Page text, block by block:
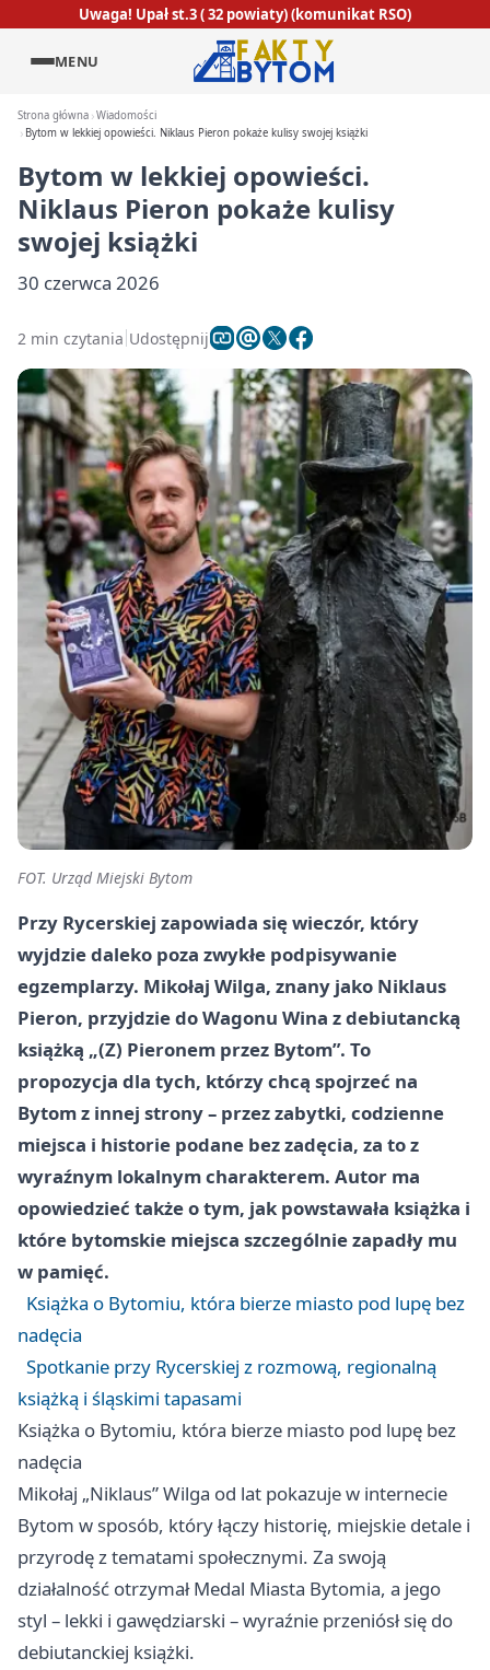
Uwaga! Upał st.3 ( 32 powiaty) (komunikat RSO)
MENU
Strona główna Wiadomości
Bytom w lekkiej opowieści. Niklaus Pieron pokaże kulisy swojej książki
Bytom w lekkiej opowieści.
Niklaus Pieron pokaże kulisy
swojej książki
30 czerwca 2026
2 min czytania Udostępnij
FOT. Urząd Miejski Bytom
Przy Rycerskiej zapowiada się wieczór, który
wyjdzie daleko poza zwykłe podpisywanie
egzemplarzy. Mikołaj Wilga, znany jako Niklaus
Pieron, przyjdzie do Wagonu Wina z debiutancką
książką „(Z) Pieronem przez Bytom”. To
propozycja dla tych, którzy chcą spojrzeć na
Bytom z innej strony – przez zabytki, codzienne
miejsca i historie podane bez zadęcia, za to z
wyraźnym lokalnym charakterem. Autor ma
opowiedzieć także o tym, jak powstawała książka i
które bytomskie miejsca szczególnie zapadły mu
w pamięć.
Książka o Bytomiu, która bierze miasto pod lupę bez
nadęcia
Spotkanie przy Rycerskiej z rozmową, regionalną
książką i śląskimi tapasami
Książka o Bytomiu, która bierze miasto pod lupę bez
nadęcia
Mikołaj „Niklaus” Wilga od lat pokazuje w internecie
Bytom w sposób, który łączy historię, miejskie detale i
przyrodę z tematami społecznymi. Za swoją
działalność otrzymał Medal Miasta Bytomia, a jego
styl – lekki i gawędziarski – wyraźnie przeniósł się do
debiutanckiej książki.